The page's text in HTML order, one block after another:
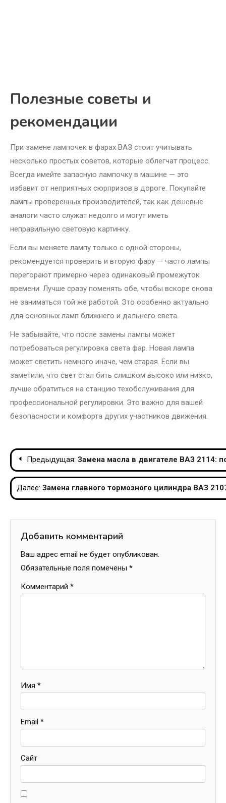
Полезные советы и
рекомендации
При замене лампочек в фарах ВАЗ стоит учитывать
несколько простых советов, которые облегчат процесс.
Всегда имейте запасную лампочку в машине — это
избавит от неприятных сюрпризов в дороге. Покупайте
лампы проверенных производителей, так как дешевые
аналоги часто служат недолго и могут иметь
неправильную световую картинку.
Если вы меняете лампу только с одной стороны,
рекомендуется проверить и вторую фару — часто лампы
перегорают примерно через одинаковый промежуток
времени. Лучше сразу поменять обе, чтобы вскоре снова
не заниматься той же работой. Это особенно актуально
для основных ламп ближнего и дальнего света.
Не забывайте, что после замены лампы может
потребоваться регулировка света фар. Новая лампа
может светить немного иначе, чем старая. Если вы
заметили, что свет стал бить слишком высоко или низко,
лучше обратиться на станцию техобслуживания для
профессиональной регулировки. Это важно для вашей
безопасности и комфорта других участников движения.
Навигация
по
записям
Предыдущая: Замена масла в двигателе ВАЗ 2114:
Далее: Замена главного тормозного цилиндра ВАЗ
Добавить комментарий
Ваш адрес email не будет опубликован.
Обязательные поля помечены *
Комментарий *
Имя *
Email *
Сайт